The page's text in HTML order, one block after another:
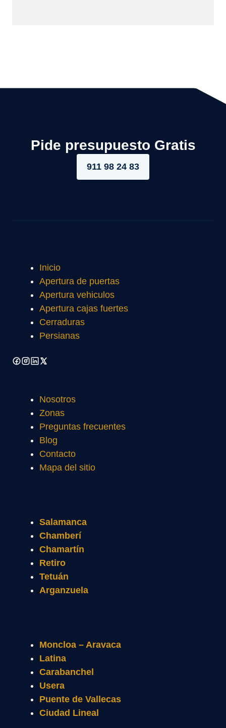
Pide presupuesto Gratis
911 98 24 83
Inicio
Apertura de puertas
Apertura vehiculos
Apertura cajas fuertes
Cerraduras
Persianas
Nosotros
Zonas
Preguntas frecuentes
Blog
Contacto
Mapa del sitio
Salamanca
Chamberí
Chamartín
Retiro
Tetuán
Arganzuela
Moncloa – Aravaca
Latina
Carabanchel
Usera
Puente de Vallecas
Ciudad Lineal